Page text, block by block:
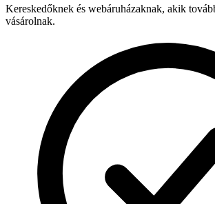
Kereskedőknek és webáruházaknak, akik
vásárolnak.